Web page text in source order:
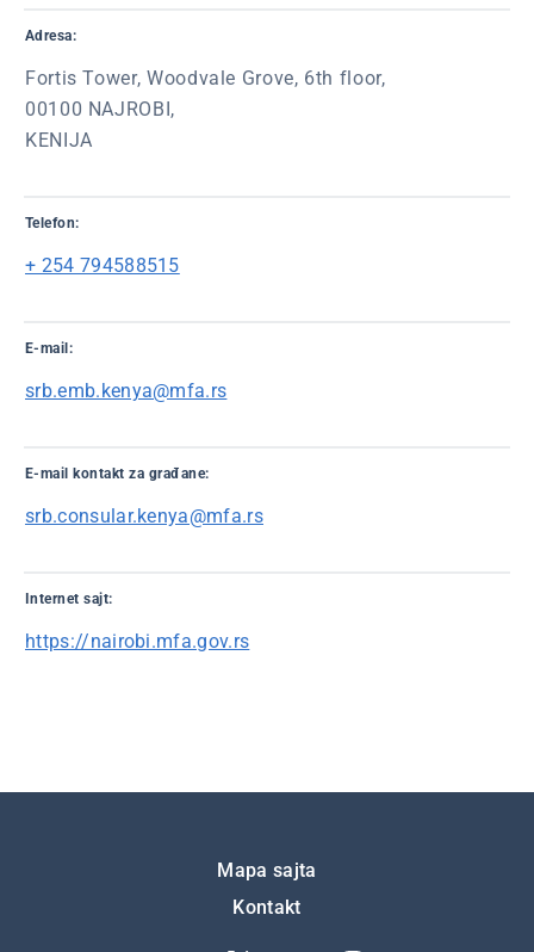
Adresa:
Fortis Tower, Woodvale Grove, 6th floor,
00100 NAJROBI,
KENIJA
Telefon:
+ 254 794588515
E-mail:
srb.emb.kenya@mfa.rs
E-mail kontakt za građane:
srb.consular.kenya@mfa.rs
Internet sajt:
https://nairobi.mfa.gov.rs
Mapa sajta
Kontakt